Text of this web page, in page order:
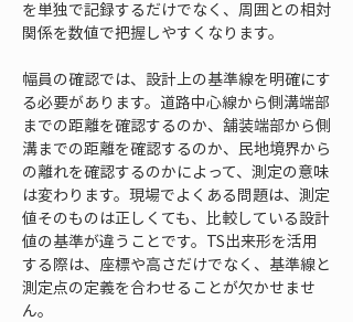
を単独で記録するだけでなく、周囲との相対
関係を数値で把握しやすくなります。
幅員の確認では、設計上の基準線を明確にす
る必要があります。道路中心線から側溝端部
までの距離を確認するのか、舗装端部から側
溝までの距離を確認するのか、民地境界から
の離れを確認するのかによって、測定の意味
は変わります。現場でよくある問題は、測定
値そのものは正しくても、比較している設計
値の基準が違うことです。TS出来形を活用
する際は、座標や高さだけでなく、基準線と
測定点の定義を合わせることが欠かせませ
ん。